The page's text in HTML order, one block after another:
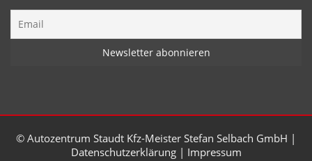
© Autozentrum Staudt Kfz-Meister Stefan Selbach GmbH |
Datenschutzerklärung| Impressum